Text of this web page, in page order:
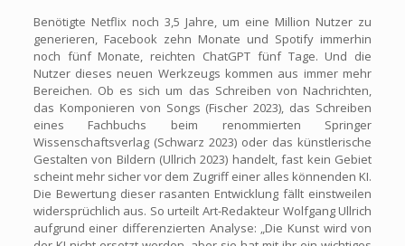
Benötigte Netflix noch 3,5 Jahre, um eine Million Nutzer zu
generieren, Facebook zehn Monate und Spotify immerhin
noch fünf Monate, reichten ChatGPT fünf Tage. Und die
Nutzer dieses neuen Werkzeugs kommen aus immer mehr
Bereichen. Ob es sich um das Schreiben von Nachrichten,
das Komponieren von Songs (Fischer 2023), das Schreiben
eines Fachbuchs beim renommierten Springer
Wissenschaftsverlag (Schwarz 2023) oder das künstlerische
Gestalten von Bildern (Ullrich 2023) handelt, fast kein Gebiet
scheint mehr sicher vor dem Zugriff einer alles könnenden KI.
Die Bewertung dieser rasanten Entwicklung fällt einstweilen
widersprüchlich aus. So urteilt Art-Redakteur Wolfgang Ullrich
aufgrund einer differenzierten Analyse: „Die Kunst wird von